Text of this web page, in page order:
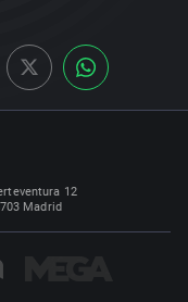
12
Madrid